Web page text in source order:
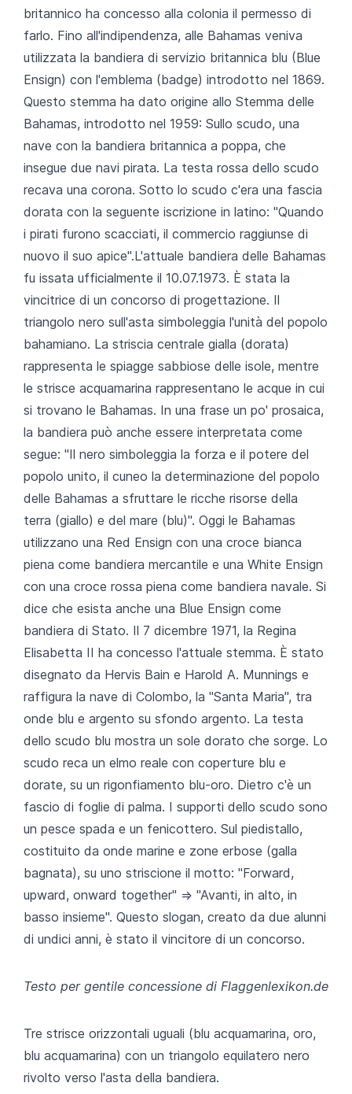
britannico ha concesso alla colonia il permesso di
farlo. Fino all'indipendenza, alle Bahamas veniva
utilizzata la bandiera di servizio britannica blu (Blue
Ensign) con l'emblema (badge) introdotto nel 1869.
Questo stemma ha dato origine allo Stemma delle
Bahamas, introdotto nel 1959: Sullo scudo, una
nave con la bandiera britannica a poppa, che
insegue due navi pirata. La testa rossa dello scudo
recava una corona. Sotto lo scudo c'era una fascia
dorata con la seguente iscrizione in latino: "Quando
i pirati furono scacciati, il commercio raggiunse di
nuovo il suo apice".L'attuale bandiera delle Bahamas
fu issata ufficialmente il 10.07.1973. È stata la
vincitrice di un concorso di progettazione. Il
triangolo nero sull'asta simboleggia l'unità del popolo
bahamiano. La striscia centrale gialla (dorata)
rappresenta le spiagge sabbiose delle isole, mentre
le strisce acquamarina rappresentano le acque in cui
si trovano le Bahamas. In una frase un po' prosaica,
la bandiera può anche essere interpretata come
segue: "Il nero simboleggia la forza e il potere del
popolo unito, il cuneo la determinazione del popolo
delle Bahamas a sfruttare le ricche risorse della
terra (giallo) e del mare (blu)". Oggi le Bahamas
utilizzano una Red Ensign con una croce bianca
piena come bandiera mercantile e una White Ensign
con una croce rossa piena come bandiera navale. Si
dice che esista anche una Blue Ensign come
bandiera di Stato. Il 7 dicembre 1971, la Regina
Elisabetta II ha concesso l'attuale stemma. È stato
disegnato da Hervis Bain e Harold A. Munnings e
raffigura la nave di Colombo, la "Santa Maria", tra
onde blu e argento su sfondo argento. La testa
dello scudo blu mostra un sole dorato che sorge. Lo
scudo reca un elmo reale con coperture blu e
dorate, su un rigonfiamento blu-oro. Dietro c'è un
fascio di foglie di palma. I supporti dello scudo sono
un pesce spada e un fenicottero. Sul piedistallo,
costituito da onde marine e zone erbose (galla
bagnata), su uno striscione il motto: "Forward,
upward, onward together" => "Avanti, in alto, in
basso insieme". Questo slogan, creato da due alunni
di undici anni, è stato il vincitore di un concorso.
Testo per gentile concessione di Flaggenlexikon.de
Tre strisce orizzontali uguali (blu acquamarina, oro,
blu acquamarina) con un triangolo equilatero nero
rivolto verso l'asta della bandiera.